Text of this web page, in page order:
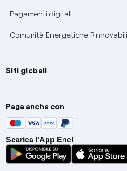
Pagamenti digitali
Comunità Energetiche Rinnovabili
Siti globali
Enel Group
Enel Green Power
Global Trading
Global Procurement
Gridspertise
Paga anche con
Scarica l'App Enel